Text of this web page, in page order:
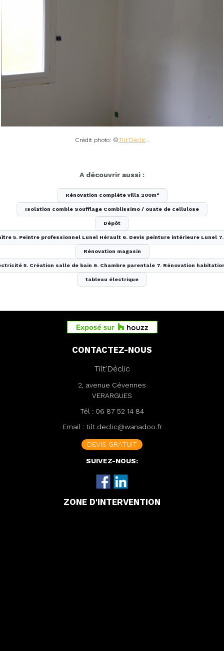
Crédit photo: ©Tilt'Déclic.
A découvrir aussi :
Rénovation complète villa 200m²
Isolation comble Soufflage Comblissimo / ouate de cellulose
Dépôt
Peintre professionnel Lunel Hérault 6. Devis peinture intérieure
Rénovation magasin
5. Création salle de bain 6. Chambre parentale 7. Rénovation
tableau électrique
CONTACTEZ-NOUS
Tilt'Déclic
2, avenue Cévennes
VERARGUES
Tél : 06 87 52 14 84
Email : tilt.declic@wanadoo.fr
DEVIS GRATUIT
SUIVEZ-NOUS:
ZONE D'INTERVENTION